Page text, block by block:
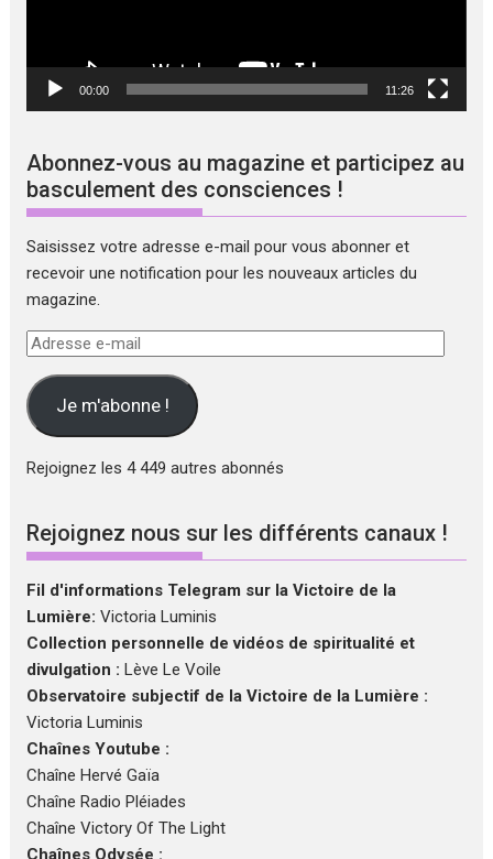
00:00 11:26
Abonnez-vous au magazine et participez au
basculement des consciences !
Saisissez votre adresse e-mail pour vous abonner et
recevoir une notification pour les nouveaux articles du
magazine.
Adresse
mail Je m'abonne !
Rejoignez les 4 449 autres abonnés
Rejoignez nous sur les différents canaux !
Fil d'informations Telegram sur la Victoire de la
Lumière: Victoria Luminis
Collection personnelle de vidéos de spiritualité et
divulgation : Lève Le Voile
Observatoire subjectif de la Victoire de la Lumière :
Victoria Luminis
Chaînes Youtube :
Chaîne Hervé Gaïa
Chaîne Radio Pléiades
Chaîne Victory Of The Light
Chaînes Odysée :